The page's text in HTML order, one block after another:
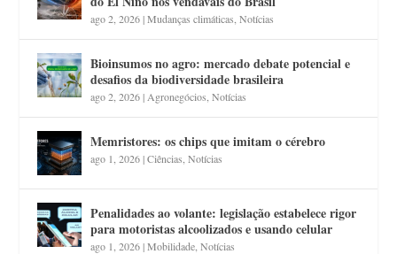
ago 2, 2026|Mudanças climáticas ,Notícias
Bioinsumos no agro: mercado debate potencial e
desafios da biodiversidade brasileira
ago 2, 2026| Agronegócios ,Notícias
Memristores: os chips que imitam o cérebro
ago 1, 2026|Ciências ,Notícias
Penalidades ao volante: legislação estabelece rigor
para motoristas alcoolizados e usando celular
ago 1, 2026|Mobilidade ,Notícias